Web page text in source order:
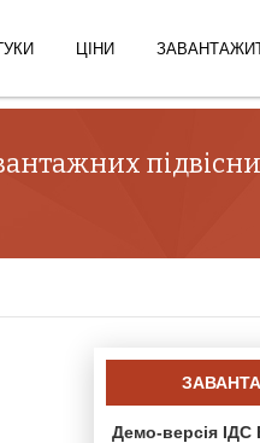
ЦІНИ
Демо-версія